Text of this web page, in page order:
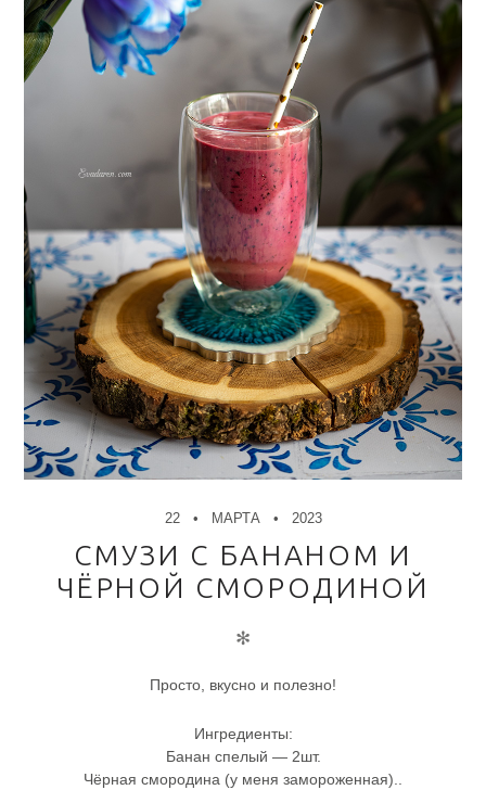
22 МАРТА 2023
СМУЗИ С БАНАНОМ И
ЧЁРНОЙ СМОРОДИНОЙ
✻
Просто, вкусно и полезно!
Ингредиенты:
Банан спелый — 2шт.
Чёрная смородина (у меня замороженная)..